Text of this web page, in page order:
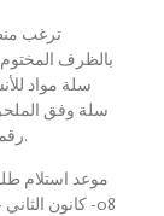
ترغب
سلة مواد
رقم /3/ . إلى مخيم واشوكاني وسري كانيه والعريشة.
موعد استلام